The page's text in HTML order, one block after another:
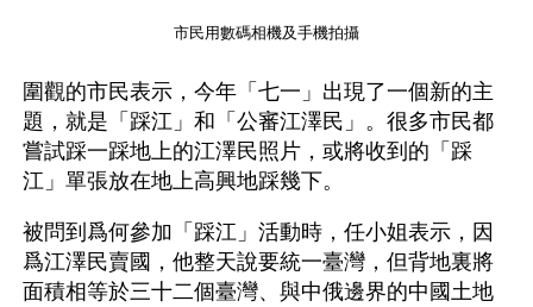
市民用數碼相機及手機拍攝
圍觀的市民表示，今年「七一」出現了一個新的主
題，就是「踩江」和「公審江澤民」。很多市民都
嘗試踩一踩地上的江澤民照片，或將收到的「踩
江」單張放在地上高興地踩幾下。
被問到爲何參加「踩江」活動時，任小姐表示，因
爲江澤民賣國，他整天說要統一臺灣，但背地裏將
面積相等於三十二個臺灣、與中俄邊界的中國土地